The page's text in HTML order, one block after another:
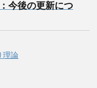
今後の更新につ
理論